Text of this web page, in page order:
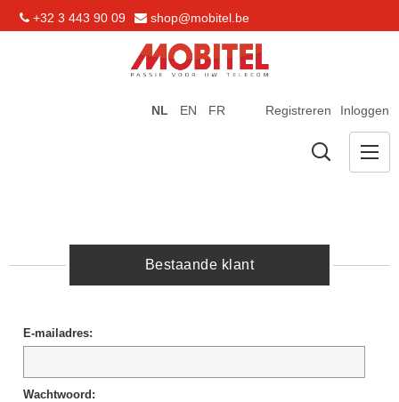
+32 3 443 90 09 shop@mobitel.be
Registreren Inloggen
NL EN FR
Bestaande klant
E-mailadres:
Wachtwoord: